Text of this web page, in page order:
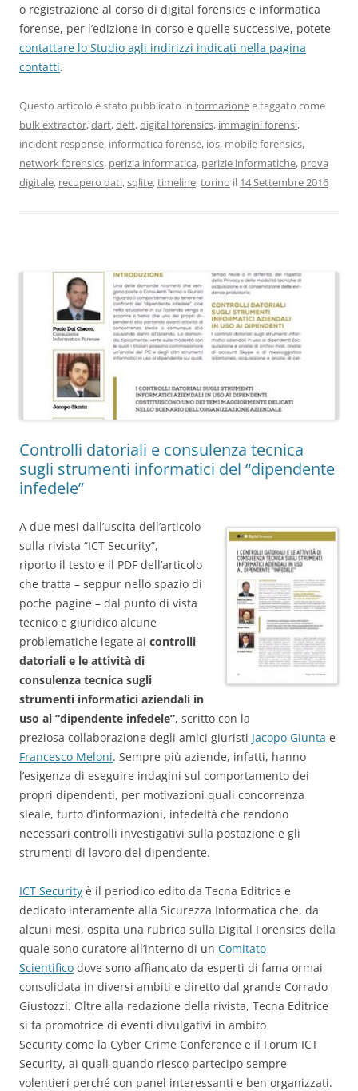
o registrazione al corso di digital forensics e informatica
forense, per l’edizione in corso e quelle successive, potete
contattare lo Studio agli indirizzi indicati nella pagina
contatti.
Questo articolo è stato pubblicato in formazionee taggato come
bulk extractor,dart,deft,digital forensics, immagini forensi,
incident response, informatica forense, ios, mobile forensics,
network forensics, perizia informatica, perizie informatiche, prova
digitale, recupero dati,sqlite,timeline,torino il 14 Settembre 2016
Controlli datoriali e consulenza tecnica
sugli strumenti informatici del “dipendente
infedele”
A due mesi dall’uscita dell’articolo
sulla rivista “ICT Security”,
riporto il testo e il PDF dell’articolo
che tratta – seppur nello spazio di
poche pagine – dal punto di vista
tecnico e giuridico alcune
problematiche legate ai controlli
datoriali e le attività di
consulenza tecnica sugli
strumenti informatici aziendali in
uso al “dipendente infedele”, scritto con la
preziosa collaborazione degli amici giuristi Jacopo Giunta e
Francesco Meloni. Sempre più aziende, infatti, hanno
l’esigenza di eseguire indagini sul comportamento dei
propri dipendenti, per motivazioni quali concorrenza
sleale, furto d’informazioni, infedeltà che rendono
necessari controlli investigativi sulla postazione e gli
strumenti di lavoro del dipendente.
ICT Security è il periodico edito da Tecna Editrice e
dedicato interamente alla Sicurezza Informatica che, da
alcuni mesi, ospita una rubrica sulla Digital Forensics della
quale sono curatore all’interno di un Comitato
Scientifico dove sono affiancato da esperti di fama ormai
consolidata in diversi ambiti e diretto dal grande Corrado
Giustozzi. Oltre alla redazione della rivista, Tecna Editrice
si fa promotrice di eventi divulgativi in ambito
Security come la Cyber Crime Conference e il Forum ICT
Security, ai quali quando riesco partecipo sempre
volentieri perché con panel interessanti e ben organizzati.